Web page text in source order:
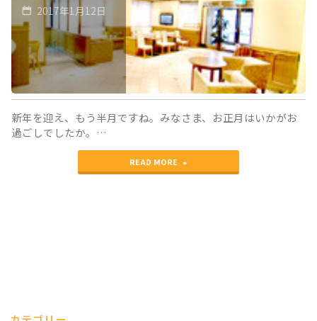
ア
抗
体
陽
性
患
者
2017年1月12日
新年を迎え、もう半月ですね。みなさま、お正月はいかがお
過ごしでしたか。…
READ MORE
"お